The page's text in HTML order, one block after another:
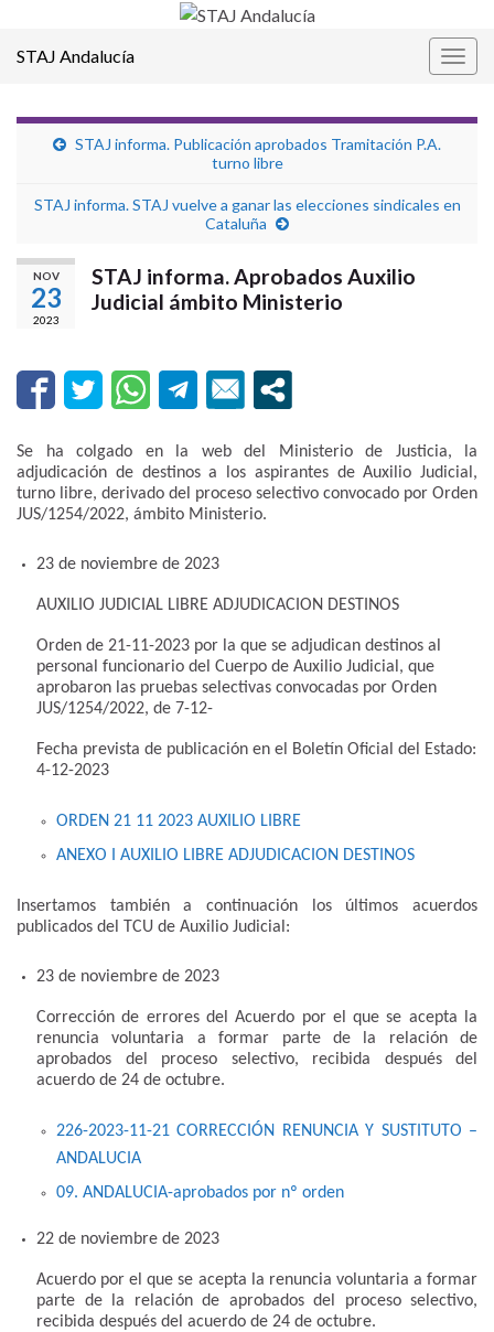
STAJ Andalucía
STAJ informa. Publicación aprobados Tramitación P.A.
turno libre
STAJ informa. STAJ vuelve a ganar las elecciones sindicales en
Cataluña
NOV
23
2023
STAJ informa. Aprobados Auxilio
Judicial ámbito Ministerio
Se ha colgado en la web del Ministerio de Justicia, la
adjudicación de destinos a los aspirantes de Auxilio Judicial,
turno libre, derivado del proceso selectivo convocado por Orden
JUS/1254/2022, ámbito Ministerio.
23 de noviembre de 2023
AUXILIO JUDICIAL LIBRE ADJUDICACION DESTINOS
​Orden de 21-11-2023 por la que se adjudican destinos al
personal funcionario del Cuerpo de Auxilio Judicial, que
aprobaron las pruebas selectivas convocadas por Orden
JUS/1254/2022, de 7-12-
Fecha prevista de publicación en el Boletín Oficial del Estado:
4-12-2023
ORDEN 21 11 2023 AUXILIO LIBRE
ANEXO I AUXILIO LIBRE ADJUDICACION DESTINOS
Insertamos también a continuación los últimos acuerdos
publicados del TCU de Auxilio Judicial:
23 de noviembre de 2023
Corrección de errores del Acuerdo por el que se acepta la
renuncia voluntaria a formar parte de la relación de
aprobados del proceso selectivo, recibida después del
acuerdo de 24 de octubre.
226-2023-11-21 CORRECCIÓN RENUNCIA Y SUSTITUTO –
ANDALUCIA
09. ANDALUCIA-aprobados por nº orden
22 de noviembre de 2023
Acuerdo por el que se acepta la renuncia voluntaria a formar
parte de la relación de aprobados del proceso selectivo,
recibida después del acuerdo de 24 de octubre.